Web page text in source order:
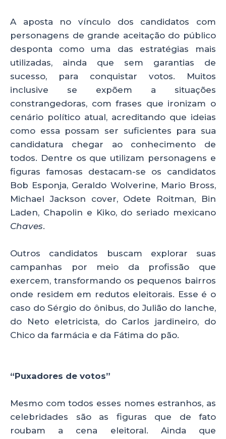
A aposta no vínculo dos candidatos com
personagens de grande aceitação do público
desponta como uma das estratégias mais
utilizadas, ainda que sem garantias de
sucesso, para conquistar votos. Muitos
inclusive se expõem a situações
constrangedoras, com frases que ironizam o
cenário político atual, acreditando que ideias
como essa possam ser suficientes para sua
candidatura chegar ao conhecimento de
todos. Dentre os que utilizam personagens e
figuras famosas destacam-se os candidatos
Bob Esponja, Geraldo Wolverine, Mario Bross,
Michael Jackson cover, Odete Roitman, Bin
Laden, Chapolin e Kiko, do seriado mexicano
Chaves.
Outros candidatos buscam explorar suas
campanhas por meio da profissão que
exercem, transformando os pequenos bairros
onde residem em redutos eleitorais. Esse é o
caso do Sérgio do ônibus, do Julião do lanche,
do Neto eletricista, do Carlos jardineiro, do
Chico da farmácia e da Fátima do pão.
“Puxadores de votos”
Mesmo com todos esses nomes estranhos, as
celebridades são as figuras que de fato
roubam a cena eleitoral. Ainda que